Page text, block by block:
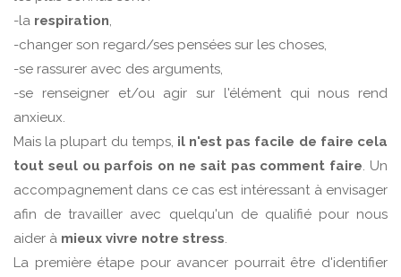
-la respiration,
-changer son regard/ses pensées sur les choses,
-se rassurer avec des arguments,
-se renseigner et/ou agir sur l'élément qui nous rend
anxieux.
Mais la plupart du temps, il n'est pas facile de faire cela
tout seul ou parfois on ne sait pas comment faire. Un
accompagnement dans ce cas est intéressant à envisager
afin de travailler avec quelqu'un de qualifié pour nous
aider à mieux vivre notre stress.
La première étape pour avancer pourrait être d'identifier